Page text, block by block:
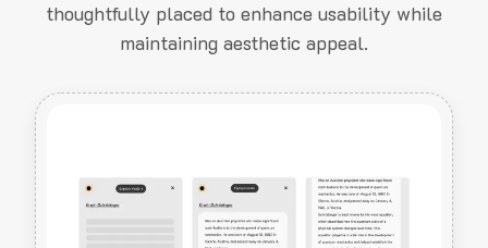
thoughtfully placed to enhance usability while
maintaining aesthetic appeal.